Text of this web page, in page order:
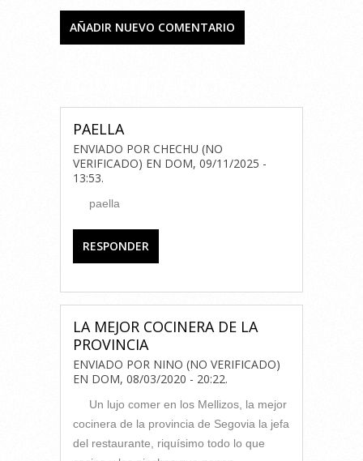
AÑADIR NUEVO COMENTARIO
PAELLA
ENVIADO POR CHECHU (NO
VERIFICADO) EN DOM, 09/11/2025 -
13:53.
paella
RESPONDER
LA MEJOR COCINERA DE LA
PROVINCIA
ENVIADO POR NINO (NO VERIFICADO)
EN DOM, 08/03/2020 - 20:22.
Un lujo comer en los Mellizos, la mejor
cocinera de la provincia de Segovia la jefa
del restaurante, riquísimo todo lo que